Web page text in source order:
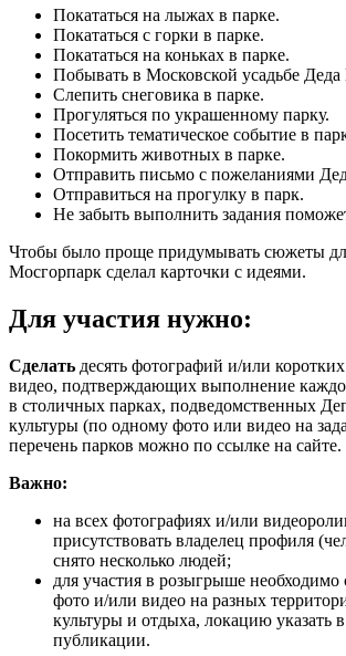
Покататься на лыжах в парке.
Покататься с горки в парке.
Покататься на коньках в парке.
Побывать в Московской усадьбе Деда
Слепить снеговика в парке.
Прогуляться по украшенному парку.
Посетить тематическое событие в
Покормить животных в парке.
Отправить письмо с пожеланиями
Отправиться на прогулку в парк.
Не забыть выполнить задания
Чтобы было проще придумывать сюжеты
Мосгорпарк сделал карточки с идеями.
Для участия нужно:
Сделать десять фотографий и/или
видео, подтверждающих выполнение
в столичных парках, подведомственных
культуры (по одному фото или видео на
перечень парков можно по ссылке на сайте.
Важно:
на всех фотографиях и/или
присутствовать владелец профиля
снято несколько людей;
для участия в розыгрыше необходимо
фото и/или видео на разных
культуры и отдыха, локацию указать в
публикации.